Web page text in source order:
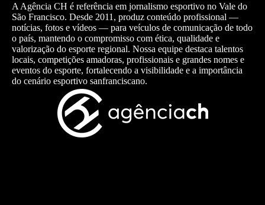
A Agência CH é referência em jornalismo esportivo no Vale do
São Francisco. Desde 2011, produz conteúdo profissional —
notícias, fotos e vídeos — para veículos de comunicação de todo
o país, mantendo o compromisso com ética, qualidade e
valorização do esporte regional. Nossa equipe destaca talentos
locais, competições amadoras, profissionais e grandes nomes e
eventos do esporte, fortalecendo a visibilidade e a importância
do cenário esportivo sanfranciscano.